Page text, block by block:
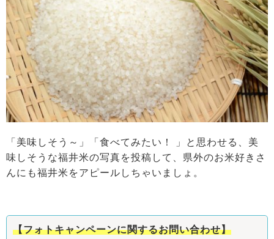
「美味しそう～」「食べてみたい！ 」と思わせる、美
味しそうな福井米の写真を投稿して、県外のお米好きさ
んにも福井米をアピールしちゃいましょ。
【フォトキャンペーンに関するお問い合わせ】